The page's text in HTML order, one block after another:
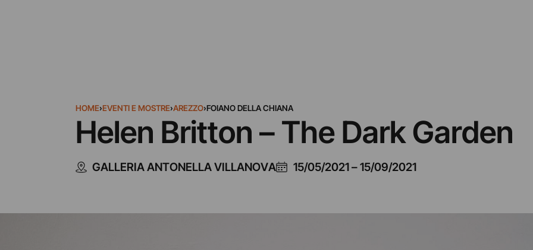
HOME›EVENTI E MOSTRE›AREZZO›FOIANO DELLA CHIANA
Helen Britton – The Dark Garden
GALLERIA ANTONELLA VILLANOVA 15/05/2021–15/09/2021